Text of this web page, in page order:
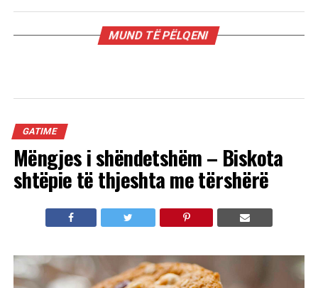
MUND TË PËLQENI
GATIME
Mëngjes i shëndetshëm – Biskota
shtëpie të thjeshta me tërshërë